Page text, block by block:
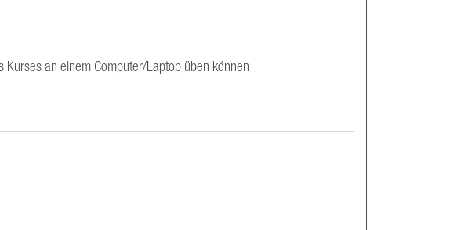
Kurses an einem Computer/Laptop üben können